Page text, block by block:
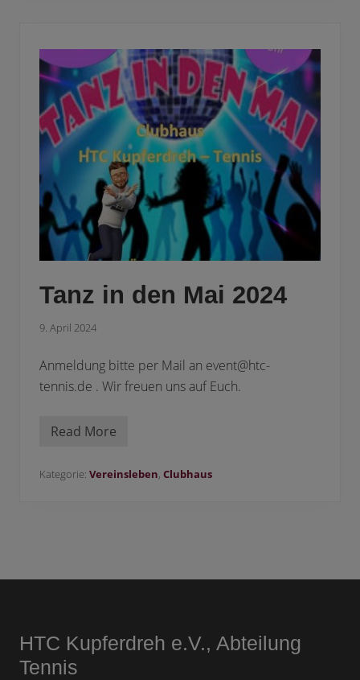
h
u
s
Tanz in den Mai 2024
9. April 2024
Anmeldung bitte per Mail an event@htc-
tennis.de . Wir freuen uns auf Euch.
T
z
i
Read More
Kategorie: Vereinsleben, Clubhaus
HTC Kupferdreh e.V., Abteilung
Tennis